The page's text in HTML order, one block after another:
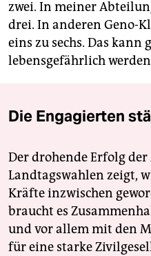
zwei. In meiner
drei. In anderen Geno-
eins zu sechs. Das kann
lebensgefährlich
Die Engagierten
Der drohende Erfolg
Landtagswahlen zeigt,
Kräfte inzwischen
braucht es
und vor allem mit den
für eine starke